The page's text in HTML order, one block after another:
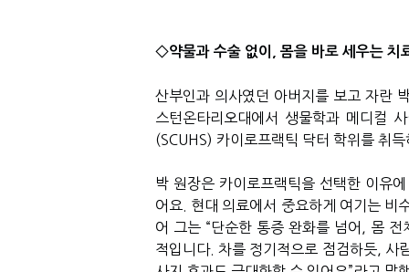
◇약물과 수술 없이 몸을 바로 세우는 치
산부인과 의사였던 아버지를 보고 자란
스턴온타리오대에서 생물학과 메디컬
(SCUHS) 카이로프랙틱 닥터 학위를 취
박 원장은 카이로프랙틱을 선택한 이유
어요
현대 의료에서 중요하게 여기는 비
어 그는“단순한 통증 완화를 넘어
몸 전
적입니다.차를 정기적으로 점검하듯, 사